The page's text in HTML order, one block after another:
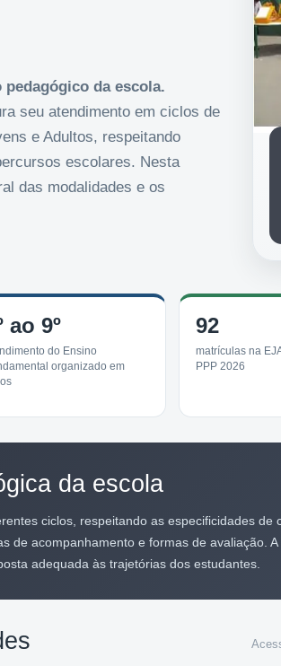
da escola.
seu atendimento em ciclos de
e Adultos, respeitando
escolares. Nesta
das modalidades e os
ao 9º
do Ensino
organizado em
92
matrículas na
PPP 2026
da escola
ciclos, respeitando as especificidades
de acompanhamento e formas de avaliação.
adequada às trajetórias dos estudantes.